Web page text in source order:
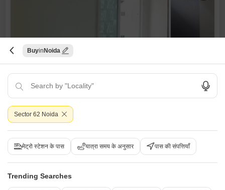
सेक्टर 22, नोएडा
₹ 1.07 Cr
3 BHK + 2 Bath
Additional Spaces
पॉसेशन स्थिति
रहने के लिए तैयार
पार्किंग
फर्निशिंग स्थिति
Buy Noida
Sector 62 Noida
मेट्रो स्टेशन के पास यात्रा समय के अनुसार पास की संपत्तियाँ
Trending Searches